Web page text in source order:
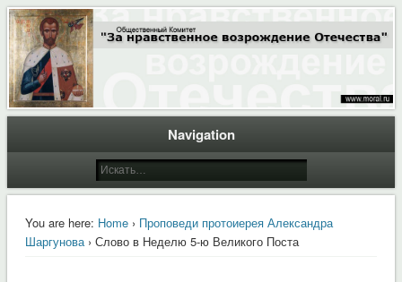
Moral.Ru
Общественный Комитет "За нравственное возрождение Отечества"
Navigation
You are here: Home› Проповеди протоиерея Александра
Шаргунова› Слово в Неделю 5-ю Великого Поста